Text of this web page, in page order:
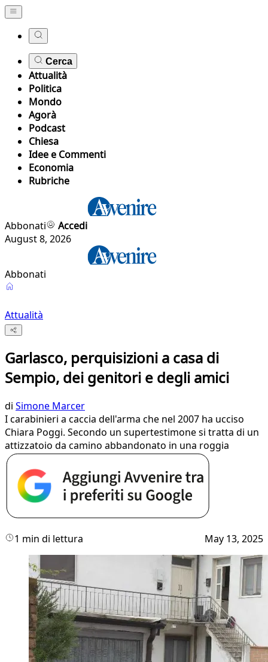
Cerca
Attualità
Politica
Mondo
Agorà
Podcast
Chiesa
Idee e Commenti
Economia
Rubriche
Abbonati
Accedi
August 8, 2026
Abbonati
Attualità
Garlasco, perquisizioni a casa di
Sempio, dei genitori e degli amici
di Simone Marcer
I carabinieri a caccia dell'arma che nel 2007 ha ucciso
Chiara Poggi. Secondo un supertestimone si tratta di un
attizzatoio da camino abbandonato in una roggia
1 min di lettura May 13, 2025